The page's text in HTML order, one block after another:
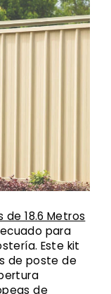
18.6 Metros
para
Este kit
de poste de
de